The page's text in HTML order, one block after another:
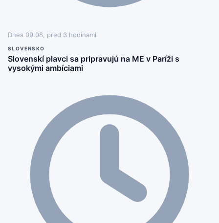
Dnes 09:08, pred 3 hodinami
SLOVENSKO
Slovenskí plavci sa pripravujú na ME v Paríži s
vysokými ambíciami